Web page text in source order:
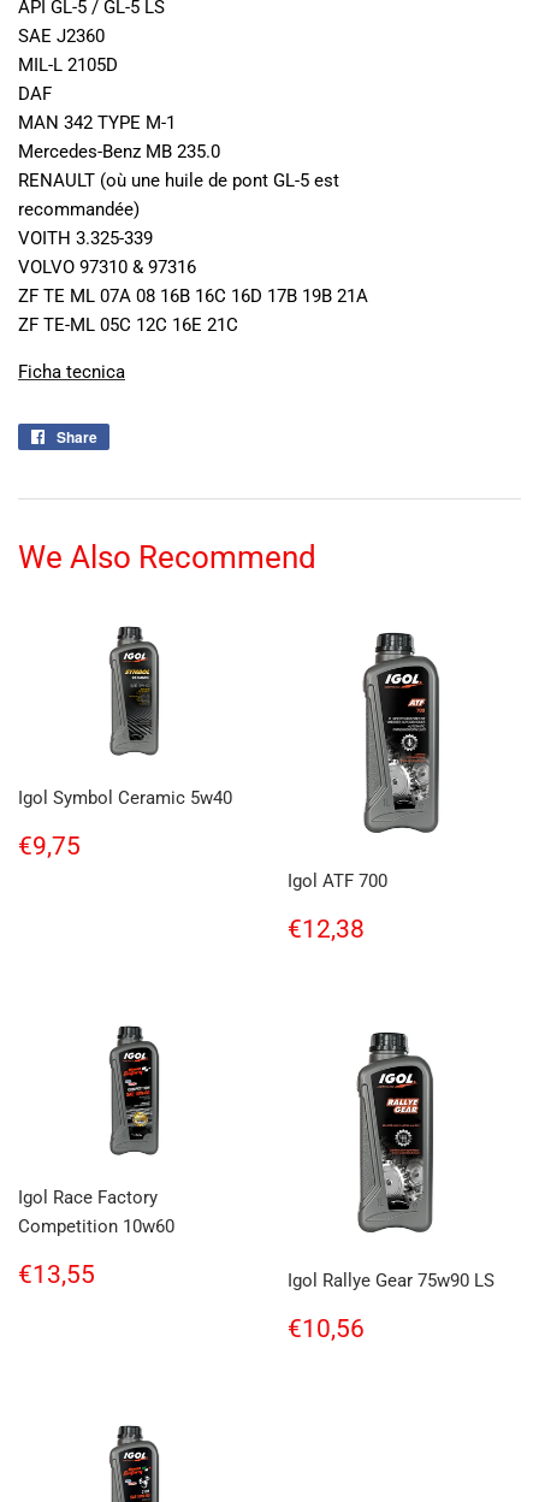
API GL-5 / GL-5 LS
SAE J2360
MIL-L 2105D
DAF
MAN 342 TYPE M-1
Mercedes-Benz MB 235.0
RENAULT (où une huile de pont GL-5 est
recommandée)
VOITH 3.325-339
VOLVO 97310 & 97316
ZF TE ML 07A 08 16B 16C 16D 17B 19B 21A
ZF TE-ML 05C 12C 16E 21C
Ficha tecnica
Share
We Also Recommend
Igol Symbol Ceramic 5w40
Regular
price
€9,75
Igol ATF 700
Regular
price
€12,38
Igol Race Factory
Competition 10w60
Regular
price
€13,55 Igol Rallye Gear 75w90 LS
Regular
price
€10,56